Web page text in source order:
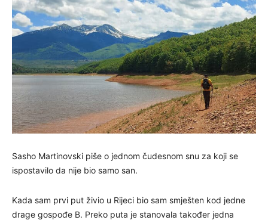
Sasho Martinovski piše o jednom čudesnom snu za koji se
ispostavilo da nije bio samo san.
Kada sam prvi put živio u Rijeci bio sam smješten kod jedne
drage gospođe B. Preko puta je stanovala također jedna